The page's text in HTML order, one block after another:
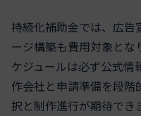
持続化補助金では、広告
ージ構築も費用対象とな
ケジュールは必ず公式情
作会社と申請準備を段階
択と制作進行が期待でき